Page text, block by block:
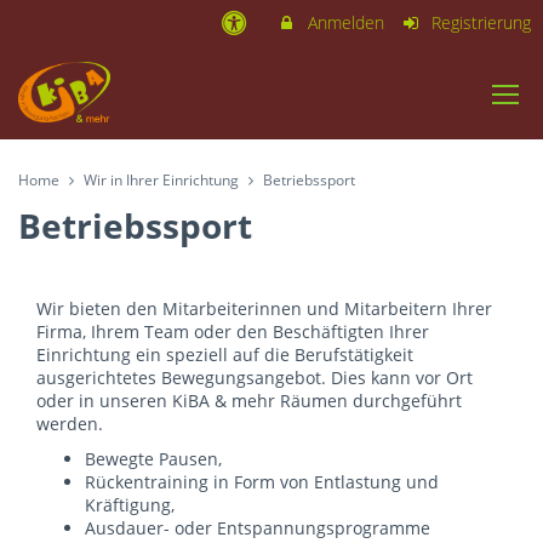
Anmelden Registrierung
Home Wir in Ihrer Einrichtung Betriebssport
Betriebssport
Wir bieten den Mitarbeiterinnen und Mitarbeitern Ihrer
Firma, Ihrem Team oder den Beschäftigten Ihrer
Einrichtung ein speziell auf die Berufstätigkeit
ausgerichtetes Bewegungsangebot. Dies kann vor Ort
oder in unseren KiBA & mehr Räumen durchgeführt
werden.
Bewegte Pausen,
Rückentraining in Form von Entlastung und
Kräftigung,
Ausdauer- oder Entspannungsprogramme